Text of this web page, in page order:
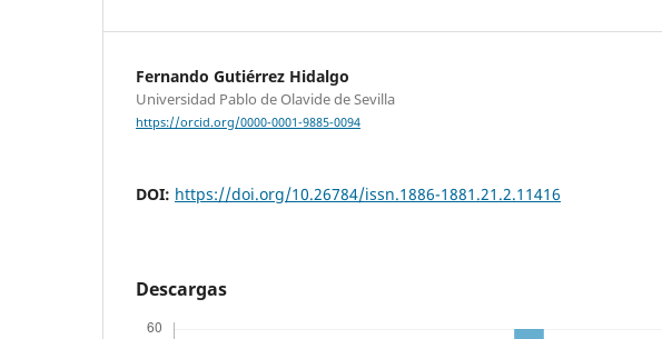
Fernando Gutiérrez Hidalgo
Universidad Pablo de Olavide de Sevilla
https://orcid.org/0000-0001-9885-0094
DOI: https://doi.org/10.26784/issn.1886-1881.21.2.11416
Descargas